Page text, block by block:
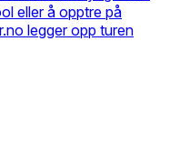
eller å opptre på
legger opp turen